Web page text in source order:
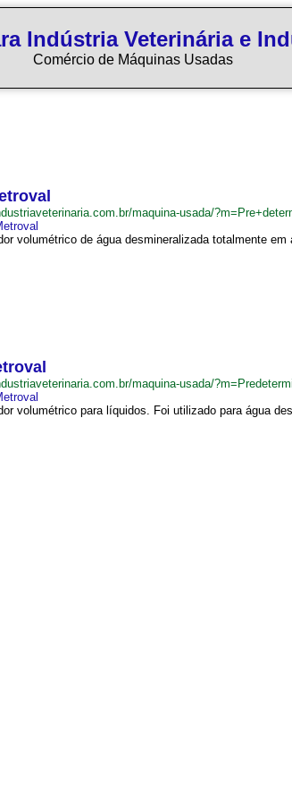
Indústria Veterinária e
Comércio de Máquinas Usadas
maquina-usada/
volumétrico de água desmineralizada totalmente
maquina-usada/
volumétrico para líquidos. Foi utilizado para água